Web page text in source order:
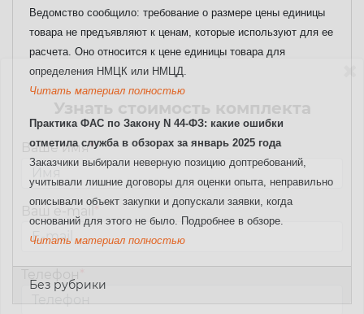
Ведомство сообщило: требование о размере цены единицы
товара не предъявляют к ценам, которые используют для ее
расчета. Оно относится к цене единицы товара для
определения НМЦК или НМЦД.
Читать материал полностью
Практика ФАС по Закону N 44-ФЗ: какие ошибки
отметила служба в обзорах за январь 2025 года
Заказчики выбирали неверную позицию доптребований,
учитывали лишние договоры для оценки опыта, неправильно
описывали объект закупки и допускали заявки, когда
оснований для этого не было. Подробнее в обзоре.
Читать материал полностью
Без рубрики
Узнать стоимость комплекта
Ваше имя*
Ваш e-mail